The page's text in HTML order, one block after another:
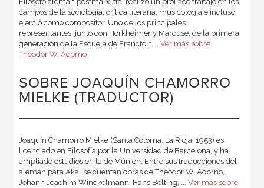
campos de la sociología, crítica literaria, musicología e incluso
ejerció como compositor. Uno de los principales
representantes, junto con Horkheimer y Marcuse, de la primera
generación de la Escuela de Francfort ... Ver más sobre
Theodor W. Adorno
SOBRE JOAQUÍN CHAMORRO
MIELKE (TRADUCTOR)
Joaquín Chamorro Mielke (Santa Coloma, La Rioja, 1953) es
licenciado en Filosofía por la Universidad de Barcelona, y ha
ampliado estudios en la de Múnich. Entre sus traducciones del
alemán para Akal se cuentan obras de Theodor W. Adorno,
Johann Joachim Winckelmann, Hans Belting, ... Ver más sobre